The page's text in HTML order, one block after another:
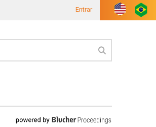
Entrar